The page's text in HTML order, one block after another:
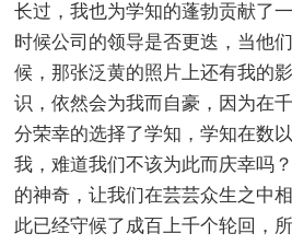
长过，我也为学知的蓬勃贡献了
时候公司的领导是否更迭，当他
候，那张泛黄的照片上还有我的
识，依然会为我而自豪，因为在
分荣幸的选择了学知，学知在数
我，难道我们不该为此而庆幸吗
的神奇，让我们在芸芸众生之中
此已经守候了成百上千个轮回，